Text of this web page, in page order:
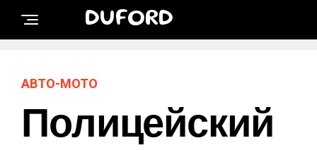
DUFORD
АВТО-МОТО
Полицейский